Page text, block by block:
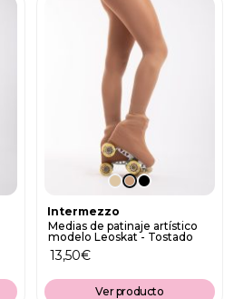
Intermezzo
Medias de patinaje artístico
modelo Leoskat - Tostado
13,50€
Ver producto